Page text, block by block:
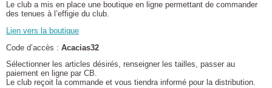
Le club a mis en place une boutique en ligne permettant de commander
des tenues à l’effigie du club.
Lien vers la boutique
Code d’accès : Acacias32
Sélectionner les articles désirés, renseigner les tailles, passer au
paiement en ligne par CB.
Le club reçoit la commande et vous tiendra informé pour la distribution.